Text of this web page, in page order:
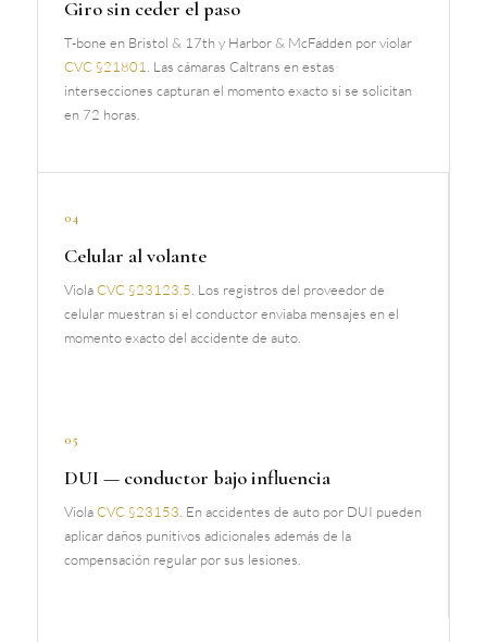
Giro sin ceder el paso
T-bone en Bristol & 17th y Harbor & McFadden por violar
CVC §21801
. Las cámaras Caltrans en estas
intersecciones capturan el momento exacto si se solicitan
en 72 horas.
04
Celular al volante
ViolaCVC §23123.5 . Los registros del proveedor de
celular muestran si el conductor enviaba mensajes en el
momento exacto del accidente de auto.
05
DUI — conductor bajo influencia
ViolaCVC §23153. En accidentes de auto por DUI pueden
aplicar daños punitivos adicionales además de la
compensación regular por sus lesiones.